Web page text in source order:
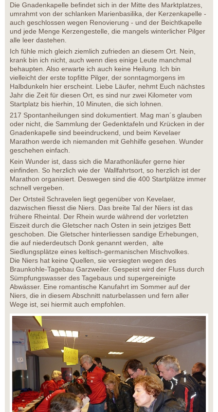
Die Gnadenkapelle befindet sich in der Mitte des Marktplatzes,
umrahmt von der schlanken Marienbasilika, der Kerzenkapelle -
auch geschlossen wegen Renovierung - und der Beichtkapelle
und jede Menge Kerzengestelle, die mangels winterlicher Pilger
alle leer dastehen.
Ich fühle mich gleich ziemlich zufrieden an diesem Ort. Nein,
krank bin ich nicht, auch wenn dies einige Leute manchmal
behaupten. Also erwarte ich auch keine Heilung. Ich bin
vielleicht der erste topfitte Pilger, der sonntagmorgens im
Halbdunkeln hier erscheint. Liebe Läufer, nehmt Euch nächstes
Jahr die Zeit für diesen Ort, es sind nur zwei Kilometer vom
Startplatz bis hierhin, 10 Minuten, die sich lohnen.
217 Spontanheilungen sind dokumentiert. Mag man´s glauben
oder nicht, die Sammlung der Gedenktafeln und Krücken in der
Gnadenkapelle sind beeindruckend, und beim Kevelaer
Marathon werde ich niemanden mit Gehhilfe gesehen. Wunder
geschehen einfach.
Kein Wunder ist, dass sich die Marathonläufer gerne hier
einfinden. So herzlich wie der Wallfahrtsort, so herzlich ist der
Marathon organisiert. Deswegen sind die 400 Startplätze immer
schnell vergeben.
Der Ortsteil Schravelen liegt gegenüber von Kevelaer,
dazwischen fliesst die Niers. Das breite Tal der Niers ist das
frühere Rheintal. Der Rhein wurde während der vorletzten
Eiszeit durch die Gletscher nach Osten in sein jetziges Bett
geschoben. Die Gletscher hinterliessen sandige Erhebungen,
die auf niederdeutsch Donk genannt werden, alte
Siedlungsplätze eines keltisch-germanischen Mischvolkes.
Die Niers hat keine Quellen, sie versiegten wegen des
Braunkohle-Tagebau Garzweiler. Gespeist wird der Fluss durch
Sümpfungswasser des Tagebaus und supergereinigte
Abwässer. Eine romantische Kanufahrt im Sommer auf der
Niers, die in diesem Abschnitt naturbelassen und fern aller
Wege ist, sei hiermit auch empfohlen.